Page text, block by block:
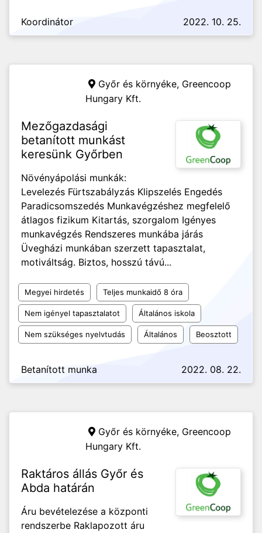
Koordinátor 2022. 10. 25.
Győr és környéke, Greencoop
Hungary Kft.
Mezőgazdasági
betanított munkást
keresünk Győrben
Növényápolási munkák:
Levelezés Fürtszabályzás Klipszelés Engedés
Paradicsomszedés Munkavégzéshez megfelelő
átlagos fizikum Kitartás, szorgalom Igényes
munkavégzés Rendszeres munkába járás
Üvegházi munkában szerzett tapasztalat,
motiváltság. Biztos, hosszú távú...
Megyei hirdetés Teljes munkaidő 8 óra
Nem igényel tapasztalatot Általános iskola
Nem szükséges nyelvtudás Általános Beosztott
Betanított munka 2022. 08. 22.
Győr és környéke, Greencoop
Hungary Kft.
Raktáros állás Győr és
Abda határán
Áru bevételezése a központi
rendszerbe Raklapozott áru